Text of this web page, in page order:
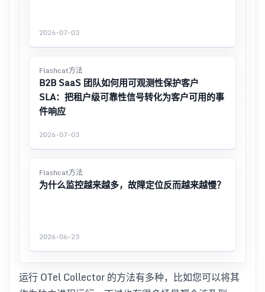
2026-07-03
Flashcat方法
B2B SaaS 团队如何用可观测性保护客户
SLA：把租户级可靠性信号转化为客户可用的事
件响应
2026-07-03
Flashcat方法
为什么监控越来越多，故障定位反而越来越慢？
2026-06-23
运行 OTel Collector 的方法有多种，比如您可以将其